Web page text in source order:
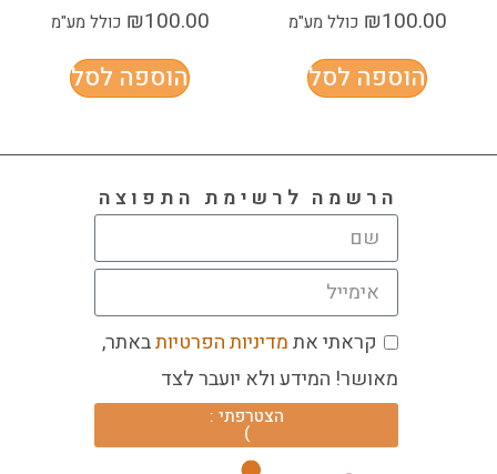
₪100.00 כולל מע"מ
הוספה לסל
₪100.00 כולל מע"מ
הוספה לסל
הרשמה לרשימת התפוצה
קראתי אתמדיניות הפרטיותבאתר,
מאושר! המידע ולא יועבר לצד
הצטרפתי :
)